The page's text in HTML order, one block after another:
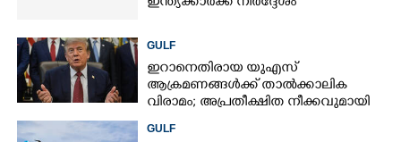
GULF
ഇറാനെതിരായ യുഎസ്
ആക്രമണങ്ങൾക്ക് താൽക്കാലിക
വിരാമം; അപ്രതീക്ഷിത നീക്കവുമായി
GULF